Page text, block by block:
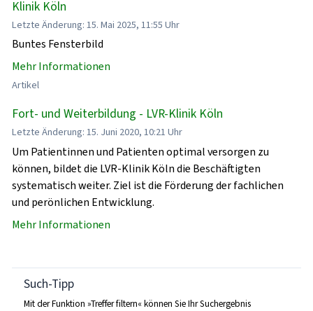
Klinik Köln
Letzte Änderung: 15. Mai 2025, 11:55 Uhr
Buntes Fensterbild
Mehr Informationen
Artikel
Fort- und Weiterbildung - LVR-Klinik Köln
Letzte Änderung: 15. Juni 2020, 10:21 Uhr
Um Patientinnen und Patienten optimal versorgen zu
können, bildet die LVR-Klinik Köln die Beschäftigten
systematisch weiter. Ziel ist die Förderung der fachlichen
und perönlichen Entwicklung.
Mehr Informationen
Such-Tipp
Mit der Funktion »Treffer filtern« können Sie Ihr Suchergebnis